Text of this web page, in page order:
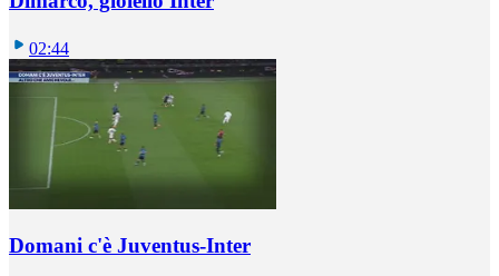
02:44
Domani c'è Juventus-Inter